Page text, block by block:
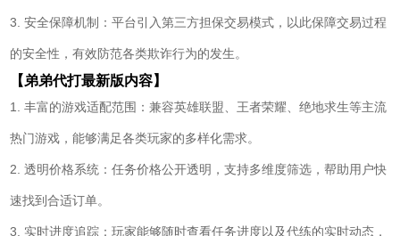
3. 安全保障机制：平台引入第三方担保交易模式，以此保障交易过程
的安全性，有效防范各类欺诈行为的发生。
【弟弟代打最新版内容】
1. 丰富的游戏适配范围：兼容英雄联盟、王者荣耀、绝地求生等主流
热门游戏，能够满足各类玩家的多样化需求。
2. 透明价格系统：任务价格公开透明，支持多维度筛选，帮助用户快
速找到合适订单。
3. 实时进度追踪：玩家能够随时查看任务进度以及代练的实时动态，